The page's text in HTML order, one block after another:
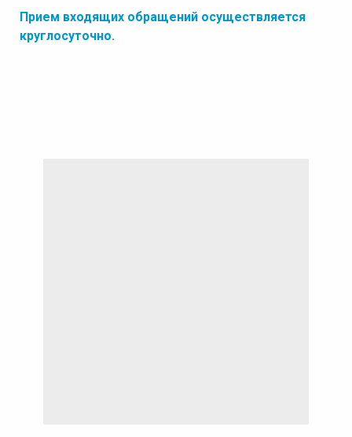
Прием входящих обращений осуществляется
круглосуточно.